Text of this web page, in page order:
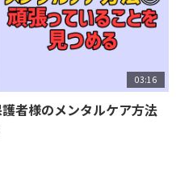
03:16
者様のメンタルケア方法